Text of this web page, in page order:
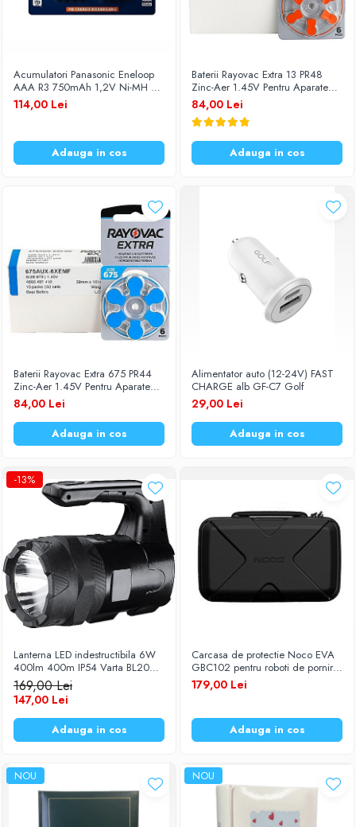
Acumulatori Panasonic Eneloop
AAA R3 750mAh 1,2V Ni-MH BK-
4MCCE/8BE set 8 buc.
114,00 Lei
Adauga in cos
Baterii Rayovac Extra 13 PR48
Zinc-Aer 1.45V Pentru Aparate
Auditive Set 60 Baterii
84,00 Lei
Adauga in cos
Baterii Rayovac Extra 675 PR44
Zinc-Aer 1.45V Pentru Aparate
Auditive Set 60 Baterii
84,00 Lei
Adauga in cos
Alimentator auto (12-24V) FAST
CHARGE alb GF-C7 Golf
29,00 Lei
Adauga in cos
-13%
Lanterna LED indestructibila 6W
400lm 400m IP54 Varta BL20
PRO 18751
169,00 Lei
147,00 Lei
Adauga in cos
Carcasa de protectie Noco EVA
GBC102 pentru roboti de pornire
Noco Boost GBX55
179,00 Lei
Adauga in cos
NOU NOU